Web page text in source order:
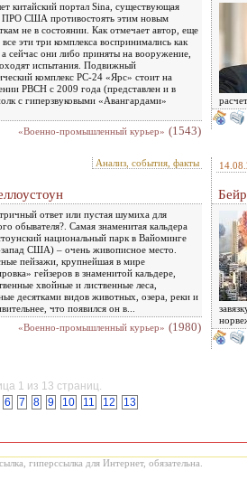
китайский портал Sina, существующая
ПРО США противостоять этим новым
не в состоянии. Как отмечает автор, еще
эти три комплекса воспринимались как
сейчас они либо приняты на вооружение,
испытания. Подвижный
комплекс PC-24 «Ярс» стоит на
РВСН с 2009 года (представлен и в
с гиперзвуковыми «Авангардами»
«Военно-промышленный курьер» (1543)
Анализ, события, факты
ответ или пустая шумиха для
обывателя?. Самая знаменитая кальдера
национальный парк в Вайоминге
запад США) – очень живописное место.
пейзажи, крупнейшая в мире
гейзеров в знаменитой кальдере,
хвойные и лиственные леса,
десятками видов животных, озера, реки и
что появился он в...
«Военно-промышленный курьер» (1980)
1 из 13 страниц.
6 7 8 9 10 11 12 13
гиперссылка для Интернет, обязательна.